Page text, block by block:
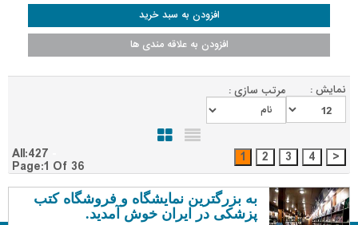
نمایش : مرتب سازی :
All:427
Page:1 Of 36
به بزرگترین نمایشگاه و فروشگاه کتب
پزشکی در ایران خوش آمدید.